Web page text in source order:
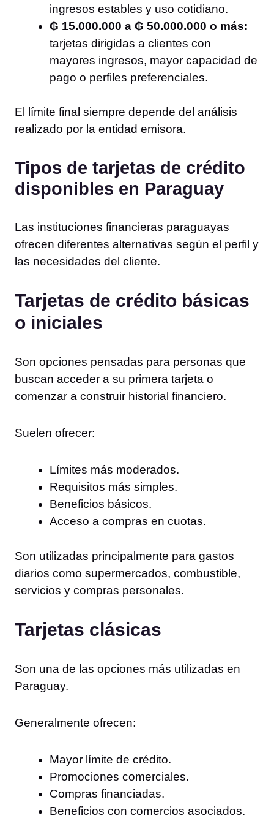
ingresos estables y uso cotidiano.
₲ 15.000.000 a ₲ 50.000.000 o más:
tarjetas dirigidas a clientes con
mayores ingresos, mayor capacidad de
pago o perfiles preferenciales.
El límite final siempre depende del análisis
realizado por la entidad emisora.
Tipos de tarjetas de crédito
disponibles en Paraguay
Las instituciones financieras paraguayas
ofrecen diferentes alternativas según el perfil y
las necesidades del cliente.
Tarjetas de crédito básicas
o iniciales
Son opciones pensadas para personas que
buscan acceder a su primera tarjeta o
comenzar a construir historial financiero.
Suelen ofrecer:
Límites más moderados.
Requisitos más simples.
Beneficios básicos.
Acceso a compras en cuotas.
Son utilizadas principalmente para gastos
diarios como supermercados, combustible,
servicios y compras personales.
Tarjetas clásicas
Son una de las opciones más utilizadas en
Paraguay.
Generalmente ofrecen:
Mayor límite de crédito.
Promociones comerciales.
Compras financiadas.
Beneficios con comercios asociados.